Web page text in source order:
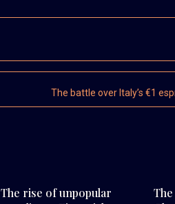
The battle over Italy’s €1
The rise of unpopular